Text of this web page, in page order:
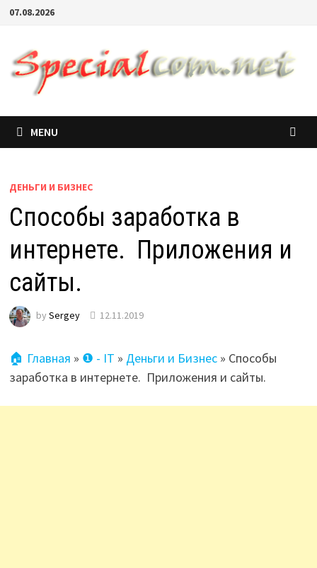
07.08.2026
MENU
ДЕНЬГИ И БИЗНЕС
Способы заработка в
интернете. Приложения и
сайты.
by Sergey 12.11.2019
🏠 Главная » ❶ - IT » Деньги и Бизнес» Способы
заработка в интернете. Приложения и сайты.